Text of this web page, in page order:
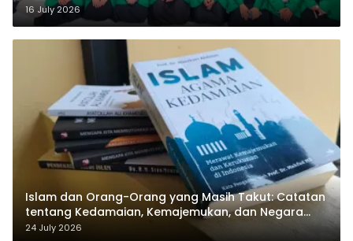
Sukamanah
16 July 2026
Islam dan Orang-Orang yang Masih Takut: Catatan
tentang Kedamaian, Kemajemukan, dan Negara
dalam Pemikiran Masykuri Abdillah
24 July 2026